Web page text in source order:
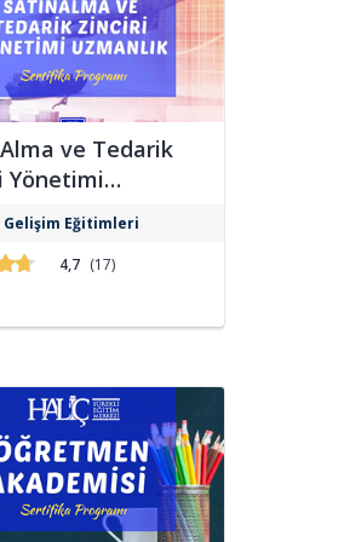
Alma ve Tedarik
Yönetimi
Programı
Eğitimleri
4,7 (17)